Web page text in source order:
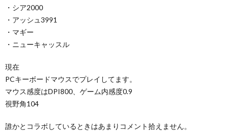
・シア2000
・アッシュ3991
・マギー
・ニューキャッスル
現在
PCキーボードマウスでプレイしてます。
マウス感度はDPI800、ゲーム内感度0.9
視野角104
誰かとコラボしているときはあまりコメント拾えません。